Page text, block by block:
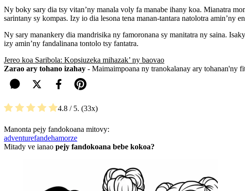
Ny boky sary dia tsy vitan’ny manala voly fa manabe ihany koa. Mianatra
sarintany sy kompas. Izy io dia lesona tena manan-tantara natolotra amin’ny
Ny sary manankery dia mandrisika ny famoronana sy manitatra ny saina.
izy amin’ny fandalinana tontolo tsy fantatra.
Jereo koa Saribola: Kopsiuzeka mihazak’ ny baovao
Zarao ary tohano izahay - Maimaimpoana ny tranokalanay ary tohanan'ny
4.8 / 5. 33
Manonta pejy fandokoana mitovy:
adventurefandehamorze
Mitady ve ianao pejy fandokoana bebe kokoa?